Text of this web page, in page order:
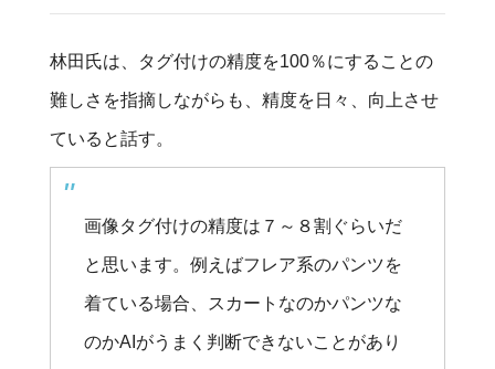
林田氏は、タグ付けの精度を100％にすることの
難しさを指摘しながらも、精度を日々、向上させ
ていると話す。
画像タグ付けの精度は７～８割ぐらいだ
と思います。例えばフレア系のパンツを
着ている場合、スカートなのかパンツな
のかAIがうまく判断できないことがあり